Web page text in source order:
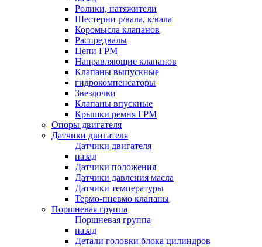
Ролики, натяжители
Шестерни р/вала, к/вала
Коромысла клапанов
Распредвалы
Цепи ГРМ
Направляющие клапанов
Клапаны выпускные
гидрокомпенсаторы
Звездочки
Клапаны впускные
Крышки ремня ГРМ
Опоры двигателя
Датчики двигателя
Датчики двигателя
назад
Датчики положения
Датчики давления масла
Датчики температуры
Термо-пневмо клапаны
Поршневая группа
Поршневая группа
назад
Детали головки блока цилиндров